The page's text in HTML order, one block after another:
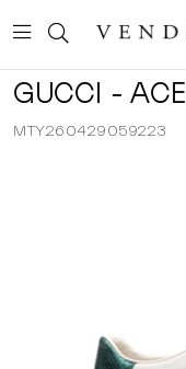
GUCCI - ACE
MTY260429059223